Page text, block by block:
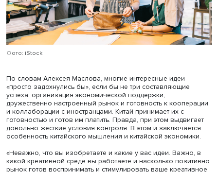
Секрет такого прорыва в том, что правительство,
воспитать абсолютно новое мышление у молодежи,
для стартаперов уникальные условия: их освобождают
налогов, легко дают целевые кредиты и оберегают от
поглощения крупными корпорациями. Стартапы в Китае
максимально поддерживают государство, инвесторы и
оставшиеся три с лихвой покроют все затраты